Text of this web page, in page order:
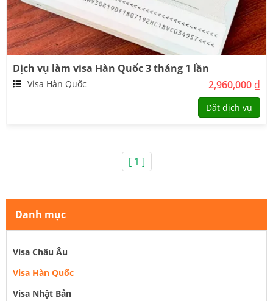
Hồ sơ xin visa Hàn Quốc thường bao gồm:
Đơn xin visa: Điền đầy đủ thông tin và ký tên.
Ảnh thẻ: 1-2 ảnh kích thước 3.5 x 4.5 cm, nền trắng, chụp
trong vòng 6 tháng.
kiệm, hoặc các tài liệu chứng minh tài chính khác.
Giấy tờ chứng minh công việc
hợp đồng lao động, hoặc giấy đăng ký kinh doanh (nếu tự
Lịch trình du lịch chi tiết
Dịch vụ làm visa Hàn Quốc 3 tháng 1 lần
Visa Hàn Quốc 2,960,000 ₫
Đặt dịch vụ
[ 1 ]
Danh mục
Visa Châu Âu
Visa Hàn Quốc
Visa Nhật Bản